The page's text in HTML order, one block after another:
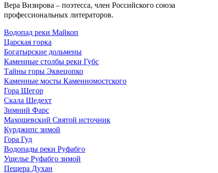
Вера Визирова – поэтесса, член Российского союза
профессиональных литераторов.
Водопад реки Майкоп
Царская горка
Богатырские дольмены
Каменные столбы реки Губс
Тайны горы Эквецопко
Каменные мосты Каменномостского
Гора Шегор
Скала Шедехт
Зимний Фарс
Махошевский Святой источник
Курджипс зимой
Гора Гуд
Водопады реки Руфабго
Ущелье Руфабго зимой
Пещера Духан